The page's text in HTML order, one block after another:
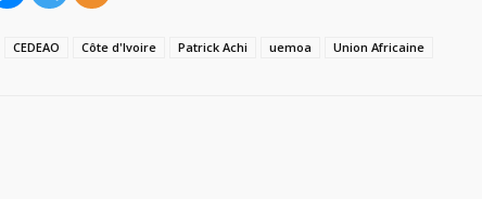
CEDEAO Côte d'Ivoire Patrick Achi uemoa Union Africaine